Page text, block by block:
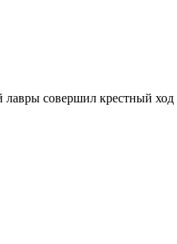
совершил крестный ход